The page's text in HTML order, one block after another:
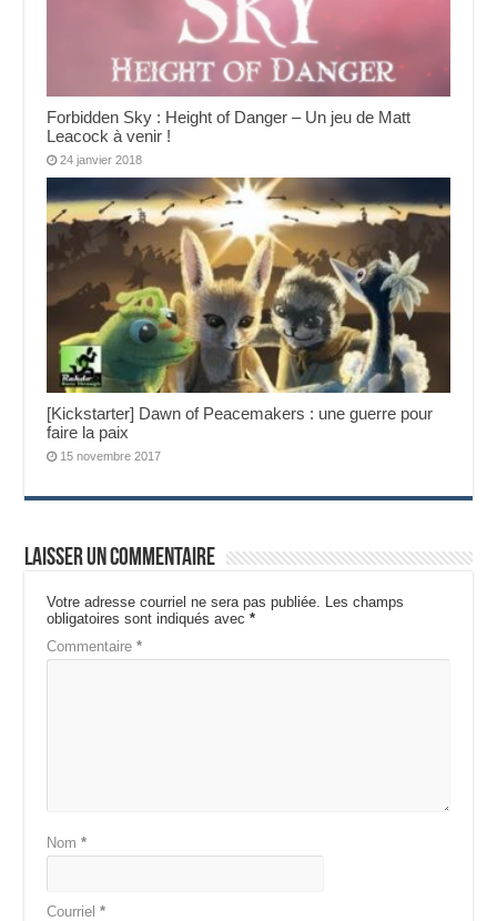
Forbidden Sky : Height of Danger – Un jeu de Matt
Leacock à venir !
24 janvier 2018
[Kickstarter] Dawn of Peacemakers : une guerre pour
faire la paix
15 novembre 2017
Laisser un commentaire
Votre adresse courriel ne sera pas publiée.
Les champs
obligatoires sont indiqués avec*
Commentaire*
Nom*
Courriel*